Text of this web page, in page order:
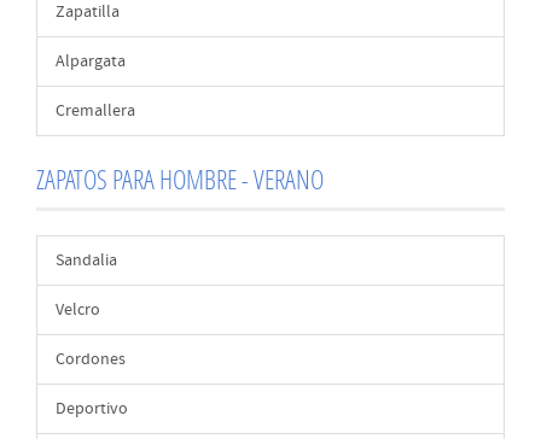
Zapatilla
Alpargata
Cremallera
ZAPATOS PARA HOMBRE - VERANO
Sandalia
Velcro
Cordones
Deportivo